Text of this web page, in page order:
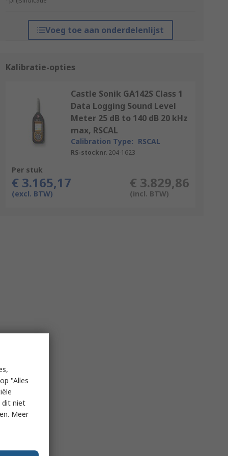
Voeg toe aan onderdelenlijst
Kalibratie-opties
Castle Sonik GA142S Class 1
Data Logging Sound Level
Meter 25 dB to 140 dB 20 kHz
max, RSCAL
Calibration Type: RSCAL
RS-stocknr. 204-1623
Per stuk
€ 3.165,17
(excl. BTW)
€ 3.829,86
(incl. BTW)
"Alles
dit niet
Meer